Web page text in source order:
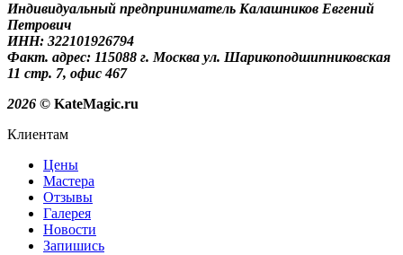
Индивидуальный предприниматель Калашников Евгений
Петрович
ИНН: 322101926794
Факт. адрес: 115088 г. Москва ул. Шарикоподшипниковская
11 стр. 7, офис 467
2026 © KateMagic.ru
Клиентам
Цены
Мастера
Отзывы
Галерея
Новости
Запишись